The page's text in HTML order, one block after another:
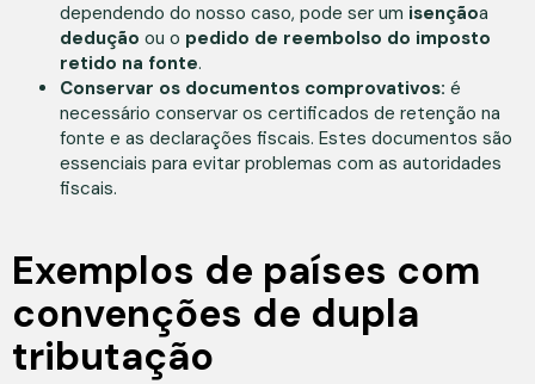
dependendo do nosso caso, pode ser um isençãoa
dedução ou o pedido de reembolso do imposto
retido na fonte.
Conservar os documentos comprovativos: é
necessário conservar os certificados de retenção na
fonte e as declarações fiscais. Estes documentos são
essenciais para evitar problemas com as autoridades
fiscais.
Exemplos de países com
convenções de dupla
tributação